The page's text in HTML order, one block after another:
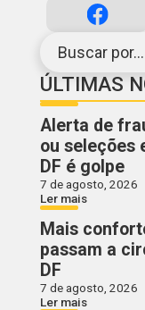
Buscar por...
ÚLTIMAS
Alerta de
ou seleções
DF é golpe
7 de agosto, 2026
Ler mais
Mais
passam a
DF
7 de agosto, 2026
Ler mais